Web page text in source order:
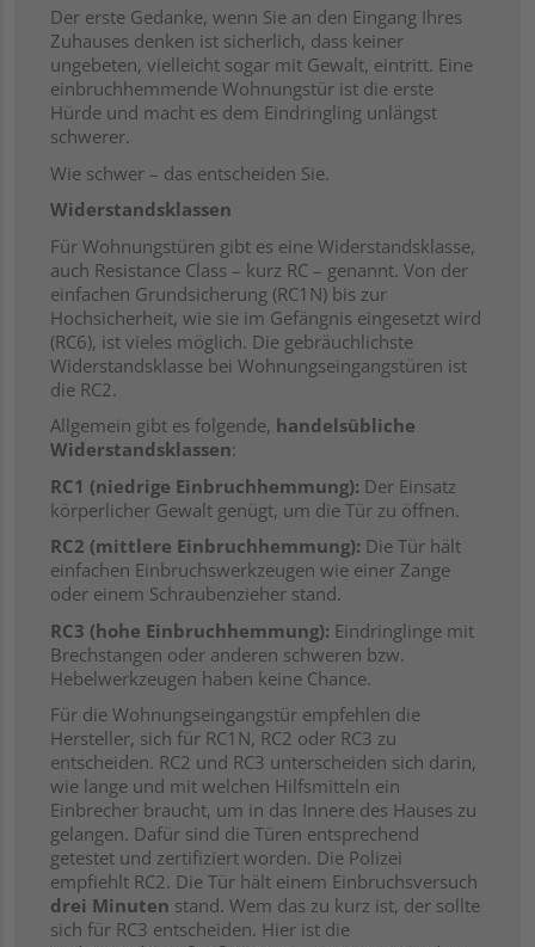
Der erste Gedanke, wenn Sie an den Eingang Ihres
Zuhauses denken ist sicherlich, dass keiner
ungebeten, vielleicht sogar mit Gewalt, eintritt. Eine
einbruchhemmende Wohnungstür ist die erste
Hürde und macht es dem Eindringling unlängst
schwerer.
Wie schwer – das entscheiden Sie.
Widerstandsklassen
Für Wohnungstüren gibt es eine Widerstandsklasse,
auch Resistance Class – kurz RC – genannt. Von der
einfachen Grundsicherung (RC1N) bis zur
Hochsicherheit, wie sie im Gefängnis eingesetzt wird
(RC6), ist vieles möglich. Die gebräuchlichste
Widerstandsklasse bei Wohnungseingangstüren ist
die RC2.
Allgemein gibt es folgende, handelsübliche
Widerstandsklassen:
RC1 (niedrige Einbruchhemmung): Der Einsatz
körperlicher Gewalt genügt, um die Tür zu öffnen.
RC2 (mittlere Einbruchhemmung): Die Tür hält
einfachen Einbruchswerkzeugen wie einer Zange
oder einem Schraubenzieher stand.
RC3 (hohe Einbruchhemmung): Eindringlinge mit
Brechstangen oder anderen schweren bzw.
Hebelwerkzeugen haben keine Chance.
Für die Wohnungseingangstür empfehlen die
Hersteller, sich für RC1N, RC2 oder RC3 zu
entscheiden. RC2 und RC3 unterscheiden sich darin,
wie lange und mit welchen Hilfsmitteln ein
Einbrecher braucht, um in das Innere des Hauses zu
gelangen. Dafür sind die Türen entsprechend
getestet und zertifiziert worden. Die Polizei
empfiehlt RC2. Die Tür hält einem Einbruchsversuch
drei Minuten stand. Wem das zu kurz ist, der sollte
sich für RC3 entscheiden. Hier ist die